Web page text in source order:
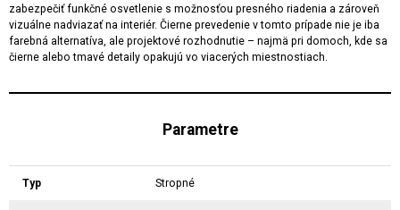
zabezpečiť funkčné osvetlenie s možnosťou presného riadenia a zároveň
vizuálne nadviazať na interiér. Čierne prevedenie v tomto prípade nie je iba
farebná alternatíva, ale projektové rozhodnutie – najmä pri domoch, kde sa
čierne alebo tmavé detaily opakujú vo viacerých miestnostiach.
Parametre
Typ Stropné